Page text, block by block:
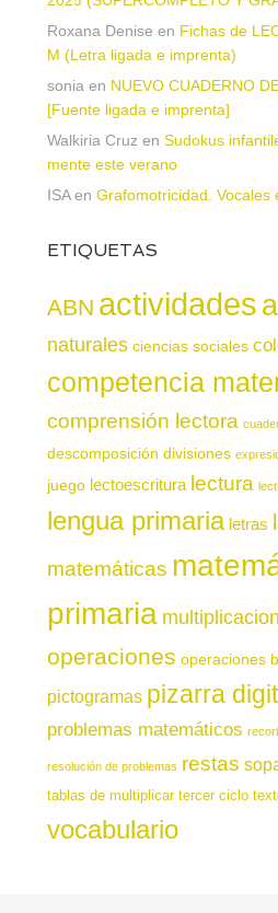
Roxana Denise en Fichas de
M (Letra ligada e imprenta)
sonia en NUEVO CUADERNO
[Fuente ligada e imprenta]
Walkiria Cruz en Sudokus
mente este verano
ISAen Grafomotricidad. Vocales
ETIQUETAS
ABN actividades
naturales ciencias sociales
competencia
comprensión lectora
descomposición divisiones
juego lectoescritura lectura
lengua primaria letras
matemáticas
primaria
operaciones operaciones
pictogramas pizarra
problemas matemáticos
resolución de problemas restas
tablas de multiplicar tercer ciclo
vocabulario